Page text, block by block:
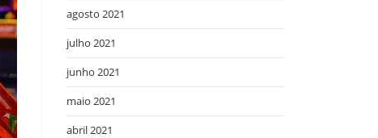
agosto 2021
julho 2021
junho 2021
maio 2021
abril 2021